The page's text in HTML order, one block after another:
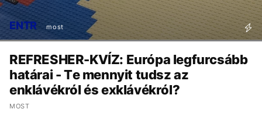
ENTR most
REFRESHER-KVÍZ: Európa legfurcsább
határai - Te mennyit tudsz az
enklávékról és exklávékról?
MOST